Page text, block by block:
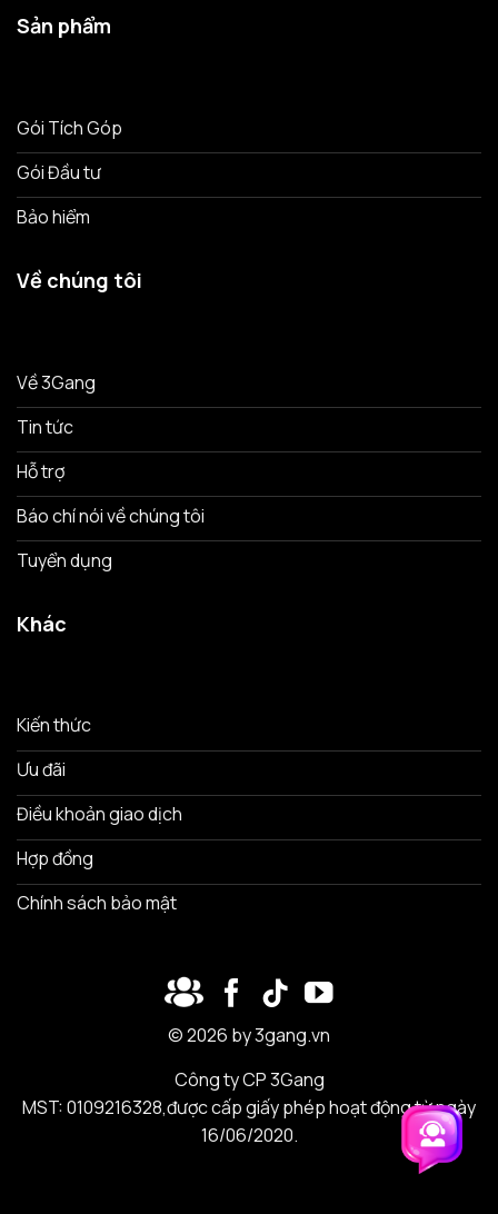
Sản phẩm
Gói Tích Góp
Gói Đầu tư
Bảo hiểm
Về chúng tôi
Về 3Gang
Tin tức
Hỗ trợ
Báo chí nói về chúng tôi
Tuyển dụng
Khác
Kiến thức
Ưu đãi
Điều khoản giao dịch
Hợp đồng
Chính sách bảo mật
© 2026 by 3gang.vn
Công ty CP 3Gang
MST: 0109216328,được cấp giấy phép hoạt động từ ngày
16/06/2020.